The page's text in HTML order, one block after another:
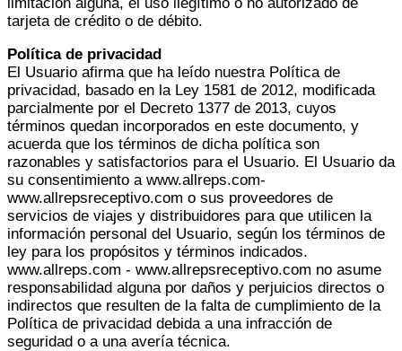
tarjeta de crédito o de débito.
Política de privacidad
El Usuario afirma que ha leído nuestra Política de
privacidad, basado en la Ley 1581 de 2012, modificada
parcialmente por el Decreto 1377 de 2013, cuyos
términos quedan incorporados en este documento, y
acuerda que los términos de dicha política son
razonables y satisfactorios para el Usuario. El Usuario da
su consentimiento a www.allreps.com-
www.allrepsreceptivo.com o sus proveedores de
servicios de viajes y distribuidores para que utilicen la
información personal del Usuario, según los términos de
ley para los propósitos y términos indicados.
www.allreps.com - www.allrepsreceptivo.com no asume
responsabilidad alguna por daños y perjuicios directos o
indirectos que resulten de la falta de cumplimiento de la
Política de privacidad debida a una infracción de
seguridad o a una avería técnica.